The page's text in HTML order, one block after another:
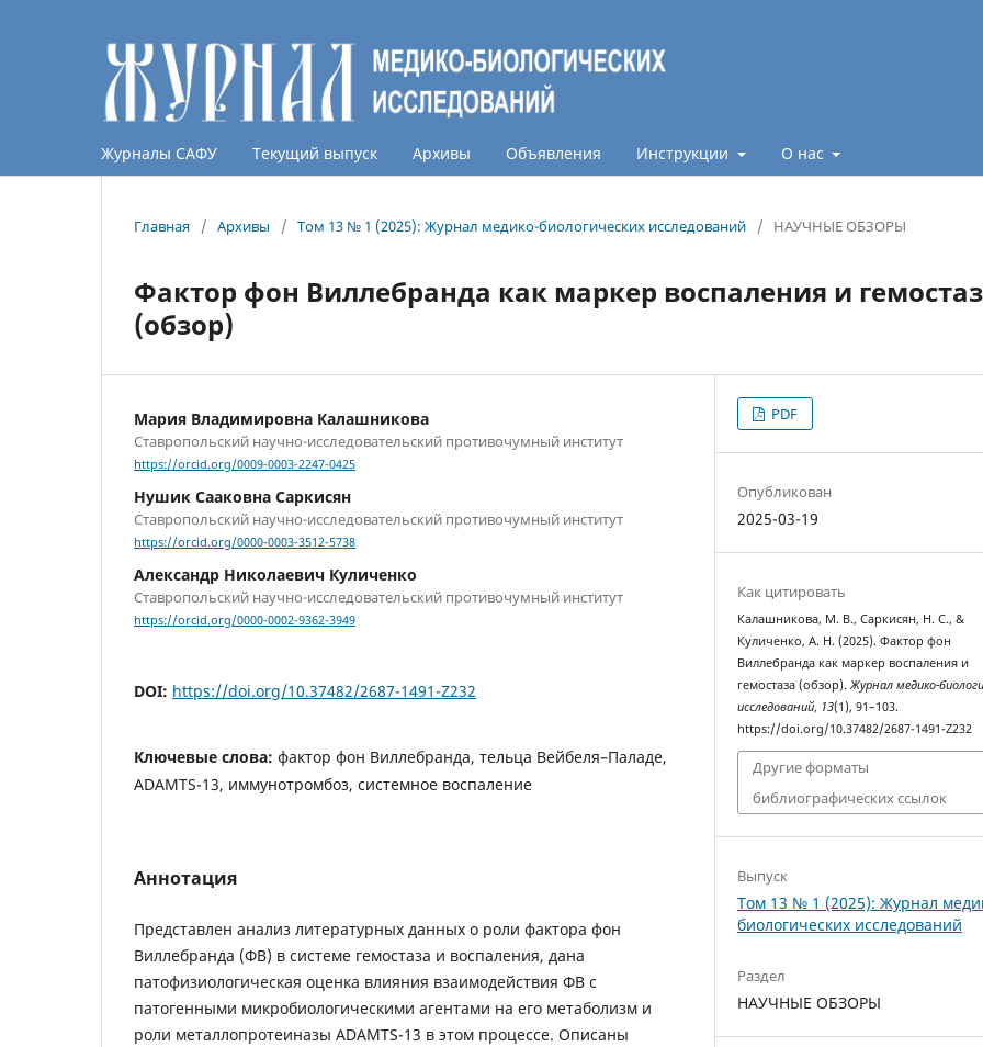
Журналы САФУ Текущий выпуск Архивы Объявления Инструкции О нас
Главная / Архивы / Том 13 № 1 (2025): Журнал медико-биологических исследований / НАУЧНЫЕ ОБЗОРЫ
Фактор фон Виллебранда как маркер воспаления и
(обзор)
Мария Владимировна Калашникова
Ставропольский научно-исследовательский противочумный институт
https://orcid.org/0009-0003-2247-0425
Нушик Сааковна Саркисян
Ставропольский научно-исследовательский противочумный институт
https://orcid.org/0000-0003-3512-5738
Александр Николаевич Куличенко
Ставропольский научно-исследовательский противочумный институт
https://orcid.org/0000-0002-9362-3949
DOI: https://doi.org/10.37482/2687-1491-Z232
Ключевые слова: фактор фон Виллебранда, тельца Вейбеля–Паладе,
ADAMTS-13, иммунотромбоз, системное воспаление
Аннотация
Представлен анализ литературных данных о роли фактора фон
Виллебранда (ФВ) в системе гемостаза и воспаления, дана
патофизиологическая оценка влияния взаимодействия ФВ с
патогенными микробиологическими агентами на его метаболизм и
роли металлопротеиназы ADAMTS-13 в этом процессе. Описаны
PDF
Опубликован
2025-03-19
Как цитировать
Калашникова, М. В., Саркисян, Н. С., &
Куличенко, А. Н. (2025). Фактор фон
Виллебранда как маркер воспаления и
гемостаза (обзор).Журнал медико-
исследований, 13(1), 91–103.
https://doi.org/10.37482/2687-1491-Z232
Другие форматы
библиографических ссылок
Выпуск
Том 13 № 1 (2025): Журнал
биологических исследований
Раздел
НАУЧНЫЕ ОБЗОРЫ